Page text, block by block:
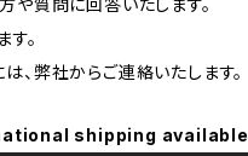
や質問に回答いたします。
。
、弊社からご連絡いたします。
shipping available